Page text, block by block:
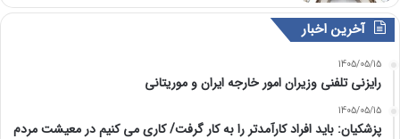
آخرین اخبار
1405/05/15
رایزنی تلفنی وزیران امور خارجه ایران و موریتانی
1405/05/15
پزشکیان: باید افراد کارآمدتر را به کار گرفت/ کاری می کنیم در معیشت مردم